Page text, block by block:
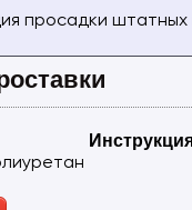
просадки штатных